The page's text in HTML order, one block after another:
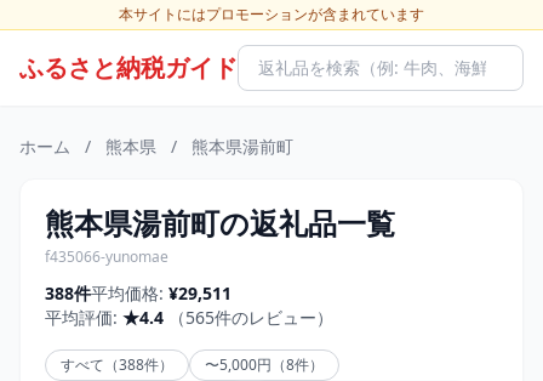
本サイトにはプロモーションが含まれています
ふるさと納税ガイド
ホーム / 熊本県 / 熊本県湯前町
熊本県湯前町の返礼品一覧
f435066-yunomae
388件平均価格: ¥29,511
平均評価: ★4.4 （565件のレビュー）
すべて（388件）
〜5,000円（8件）